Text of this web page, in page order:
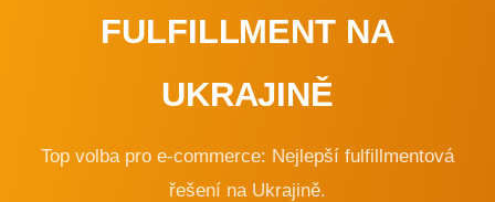
FULFILLMENT NA
UKRAJINĚ
Top volba pro e-commerce: Nejlepší fulfillmentová
řešení na Ukrajině.